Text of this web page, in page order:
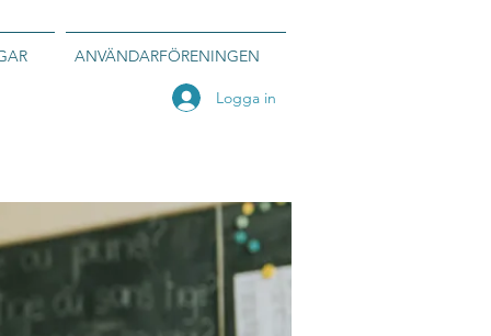
ANVÄNDARFÖRENINGEN
Logga in